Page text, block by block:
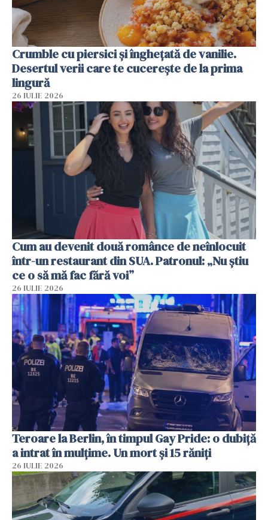
Crumble cu piersici și înghețată de vanilie.
Desertul verii care te cucerește de la prima
lingură
26 IULIE 2026
Cum au devenit două românce de neînlocuit
într-un restaurant din SUA. Patronul: „Nu știu
ce o să mă fac fără voi”
26 IULIE 2026
Teroare la Berlin, în timpul Gay Pride: o dubiță
a intrat în mulțime. Un mort și 15 răniți
26 IULIE 2026